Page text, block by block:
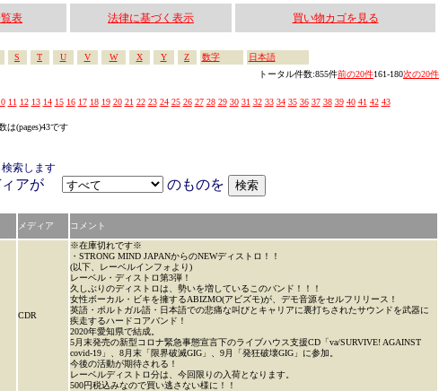
表 法律に基づく表示 買い物カゴを見る
S T U V W X Y Z 数字
日本語
トータル件数:855件前の20件161-180次の20件
11 12 13 14 15 16 17 18 19 20 21 22 23 24 25 26 27 28 29 30 31 32 33 34 35 36 37 38 39 40 41 42 43
は(pages)43です
索します
アが のものを
メディア コメント
CDR
※在庫切れです※
・STRONG MIND JAPANからのNEWディストロ！！
(以下、レーベルインフォより)
レーベル・ディストロ第3弾！
久しぶりのディストロは、勢いを増しているこのバンド！！！
女性ボーカル・ビキを擁するABIZMO(アビズモ)が、デモ音源をセルフリリース！
英語・ポルトガル語・日本語での悲痛な叫びとキャリアに裏打ちされたサウンドを武器に
疾走するハードコアバンド！
2020年愛知県で結成。
5月末発売の新型コロナ緊急事態宣言下のライブハウス支援CD「va/SURVIVE! AGAINST
covid-19」、8月末「限界破滅GIG」、9月「発狂破壊GIG」に参加。
今後の活動が期待される！
レーベルディストロ分は、今回限りの入荷となります。
500円税込みなので買い逃さない様に！！